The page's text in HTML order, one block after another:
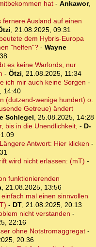
hat - Ankawor,
Ausland auf einen
, 21.08.2025, 09:31
dem Hybris-Europa
"helfen"? - Wayne
es keine Warlords, nur
- Ötzi, 21.08.2025, 11:34
ich mir auch keine Sorgen -
14:40
(dutzend-wenige hundert) o.
Getreue) ändert
Schlegel, 25.08.2025, 14:28
bis in die Unendlichkeit, - D-
Antwort: Hier klicken -
wird nicht erlassen: (mT) -
funktionierenden
, 21.08.2025, 13:56
mal einen sinnvollen
- DT, 21.08.2025, 20:13
nicht verstanden -
22:16
ohne Notstromaggregat-
20:36